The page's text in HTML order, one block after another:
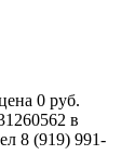
0 руб.
в
8 (919) 991-